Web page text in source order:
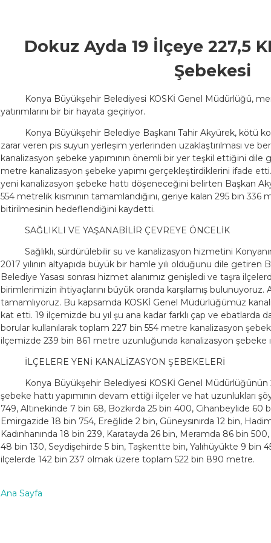
Dokuz Ayda 19 İlçeye 227,5
Şebekesi
Konya Büyükşehir Belediyesi KOSKİ Genel Müdürlüğü,
yatırımlarını bir bir hayata geçiriyor.
Konya Büyükşehir Belediye Başkanı Tahir Akyürek, kötü
zarar veren pis suyun yerleşim yerlerinden uzaklaştırılması ve
kanalizasyon şebeke yapımının önemli bir yer teşkil ettiğini dile
metre kanalizasyon şebeke yapımı gerçekleştirdiklerini ifade
yeni kanalizasyon şebeke hattı döşeneceğini belirten Başkan
554 metrelik kısmının tamamlandığını, geriye kalan 295 bin 336
bitirilmesinin hedeflendiğini kaydetti.
SAĞLIKLI VE YAŞANABİLİR ÇEVREYE ÖNCELİK
Sağlıklı, sürdürülebilir su ve kanalizasyon hizmetini
2017 yılının altyapıda büyük bir hamle yılı olduğunu dile getiren
Belediye Yasası sonrası hizmet alanımız genişledi ve taşra
birimlerimizin ihtiyaçlarını büyük oranda karşılamış bulunuyoruz.
tamamlıyoruz. Bu kapsamda KOSKİ Genel Müdürlüğümüz
kat etti. 19 ilçemizde bu yıl şu ana kadar farklı çap ve ebatlarda
borular kullanılarak toplam 227 bin 554 metre kanalizasyon
ilçemizde 239 bin 861 metre uzunluğunda kanalizasyon şebeke
İLÇELERE YENİ KANALİZASYON ŞEBEKELERİ
Konya Büyükşehir Belediyesi KOSKİ Genel Müdürlüğünün
şebeke hattı yapımının devam ettiği ilçeler ve hat uzunlukları
749, Altınekinde 7 bin 68, Bozkırda 25 bin 400, Cihanbeylide 60
Emirgazide 18 bin 754, Ereğlide 2 bin, Güneysınırda 12 bin,
Kadınhanında 18 bin 239, Karatayda 26 bin, Meramda 86 bin
48 bin 130, Seydişehirde 5 bin, Taşkentte bin, Yalıhüyükte 9 bin
ilçelerde 142 bin 237 olmak üzere toplam 522 bin 890 metre.
Ana Sayfa